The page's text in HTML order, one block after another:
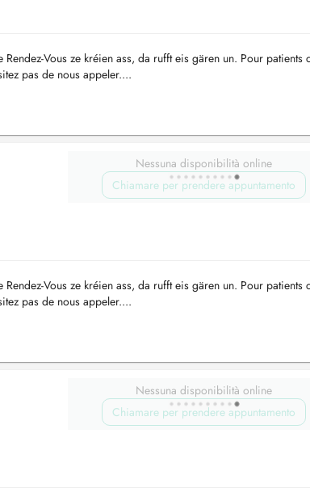
Vous ze kréien ass, da rufft eis gären un. Pour patients
pas de nous appeler....
Nessuna disponibilità online
Chiamare per prendere appuntamento
Vous ze kréien ass, da rufft eis gären un. Pour patients
pas de nous appeler....
Nessuna disponibilità online
Chiamare per prendere appuntamento